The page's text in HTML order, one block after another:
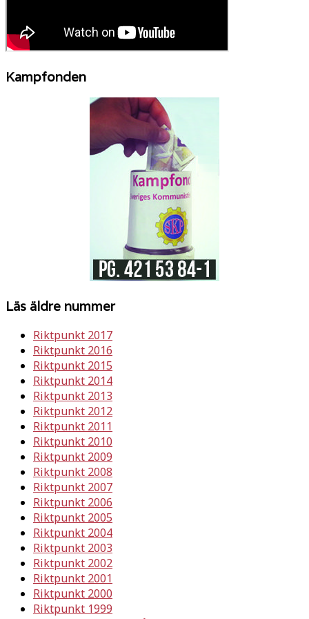
Kampfonden
Läs äldre nummer
Riktpunkt 2017
Riktpunkt 2016
Riktpunkt 2015
Riktpunkt 2014
Riktpunkt 2013
Riktpunkt 2012
Riktpunkt 2011
Riktpunkt 2010
Riktpunkt 2009
Riktpunkt 2008
Riktpunkt 2007
Riktpunkt 2006
Riktpunkt 2005
Riktpunkt 2004
Riktpunkt 2003
Riktpunkt 2002
Riktpunkt 2001
Riktpunkt 2000
Riktpunkt 1999